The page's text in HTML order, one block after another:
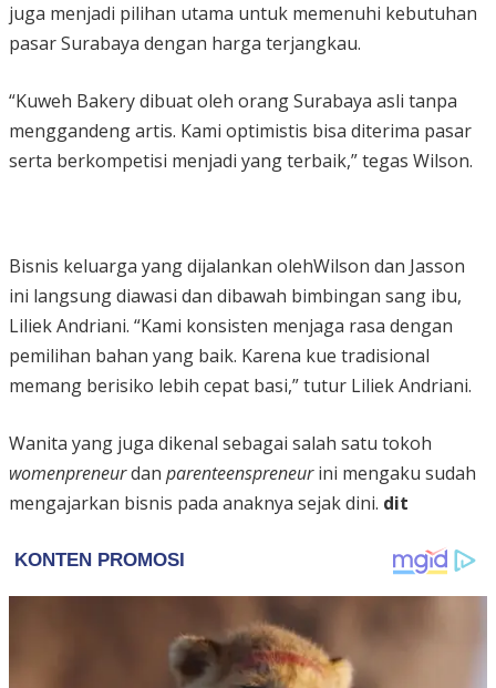
juga menjadi pilihan utama untuk memenuhi kebutuhan
pasar Surabaya dengan harga terjangkau.
“Kuweh Bakery dibuat oleh orang Surabaya asli tanpa
menggandeng artis. Kami optimistis bisa diterima pasar
serta berkompetisi menjadi yang terbaik,” tegas Wilson.
Bisnis keluarga yang dijalankan olehWilson dan Jasson
ini langsung diawasi dan dibawah bimbingan sang ibu,
Liliek Andriani. “Kami konsisten menjaga rasa dengan
pemilihan bahan yang baik. Karena kue tradisional
memang berisiko lebih cepat basi,” tutur Liliek Andriani.
Wanita yang juga dikenal sebagai salah satu tokoh
womenpreneurdan parenteenspreneurini mengaku sudah
mengajarkan bisnis pada anaknya sejak dini. dit